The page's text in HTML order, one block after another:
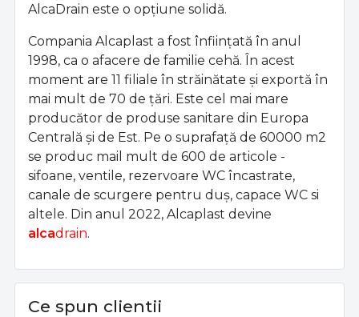
AlcaDrain este o opțiune solidă.
Compania Alcaplast a fost înființată în anul
1998, ca o afacere de familie cehă. În acest
moment are 11 filiale în străinătate și exportă în
mai mult de 70 de țări. Este cel mai mare
producător de produse sanitare din Europa
Centrală și de Est. Pe o suprafață de 60000 m2
se produc mail mult de 600 de articole -
sifoane, ventile, rezervoare WC încastrate,
canale de scurgere pentru duș, capace WC si
altele. Din anul 2022, Alcaplast devine
alcadrain.
Ce spun clientii